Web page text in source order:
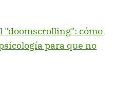
"doomscrolling": cómo
para que no